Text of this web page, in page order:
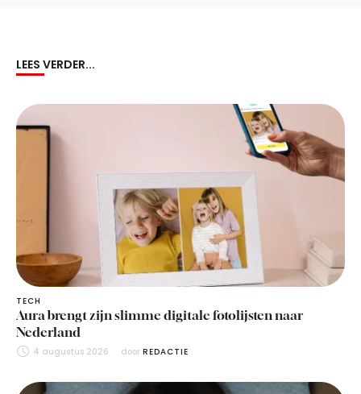
LEES VERDER...
TECH
Aura brengt zijn slimme digitale fotolijsten naar
Nederland
4 augustus 2026 door REDACTIE